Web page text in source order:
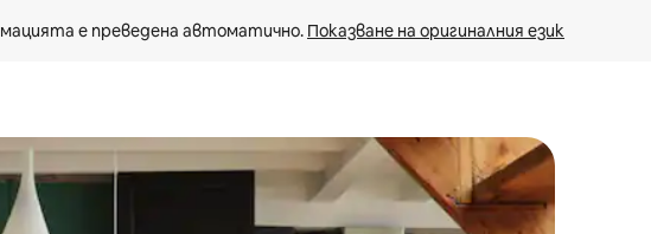
е преведена автоматично. Показване на оригиналния език